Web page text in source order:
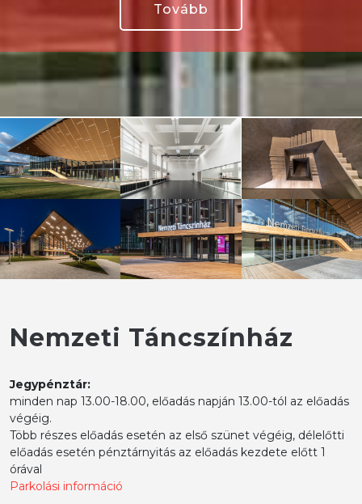
Tovább
Nemzeti Táncszínház
Jegypénztár:
minden nap 13.00-18.00, előadás napján 13.00-tól az előadás
végéig.
Több részes előadás esetén az első szünet végéig, délelőtti
előadás esetén pénztárnyitás az előadás kezdete előtt 1
órával
Parkolási információ